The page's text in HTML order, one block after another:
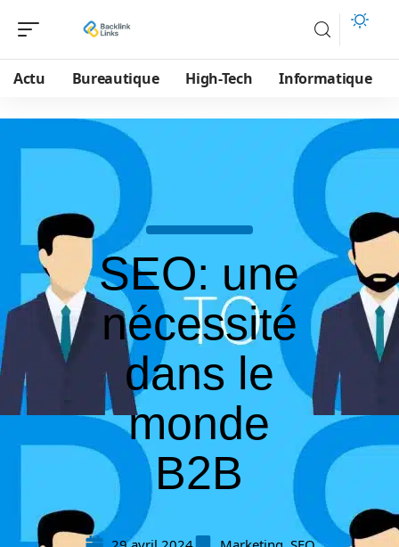
Actu Bureautique High-Tech Informatique
SEO: une
nécessité
dans le
monde
B2B